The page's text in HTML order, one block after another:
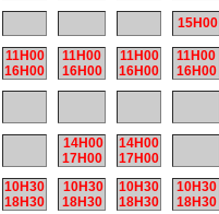
15H00
11H00
16H00
11H00
16H00
11H00
16H00
11H00
16H00
14H00
17H00
14H00
17H00
10H30
18H30
10H30
18H30
10H30
18H30
10H30
18H30